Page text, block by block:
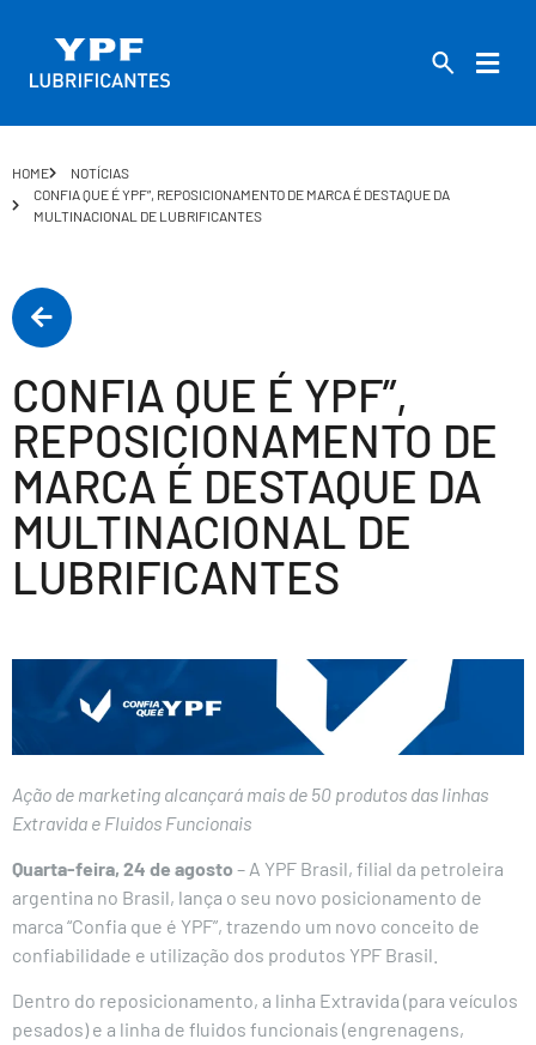
HOME
NOTÍCIAS
CONFIA QUE É YPF”, REPOSICIONAMENTO DE MARCA É DESTAQUE DA
MULTINACIONAL DE LUBRIFICANTES
CONFIA QUE É YPF”,
REPOSICIONAMENTO DE
MARCA É DESTAQUE DA
MULTINACIONAL DE
LUBRIFICANTES
Ação de marketing alcançará mais de 50 produtos das linhas
Extravida e Fluidos Funcionais
Quarta-feira, 24 de agosto – A YPF Brasil, filial da petroleira
argentina no Brasil, lança o seu novo posicionamento de
marca “Confia que é YPF”, trazendo um novo conceito de
confiabilidade e utilização dos produtos YPF Brasil.
Dentro do reposicionamento, a linha Extravida (para veículos
pesados) e a linha de fluidos funcionais (engrenagens,